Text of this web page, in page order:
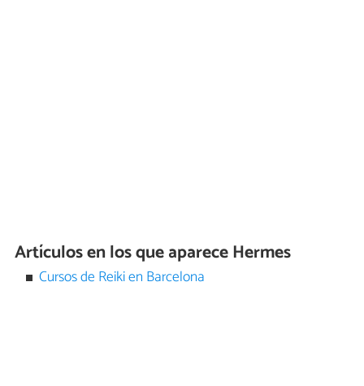
Artículos en los que aparece Hermes
Cursos de Reiki en Barcelona